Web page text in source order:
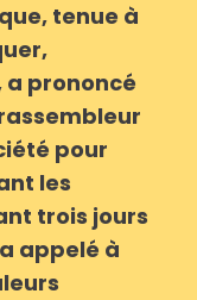
tenue à
prononcé
pour
les
trois jours
appelé à